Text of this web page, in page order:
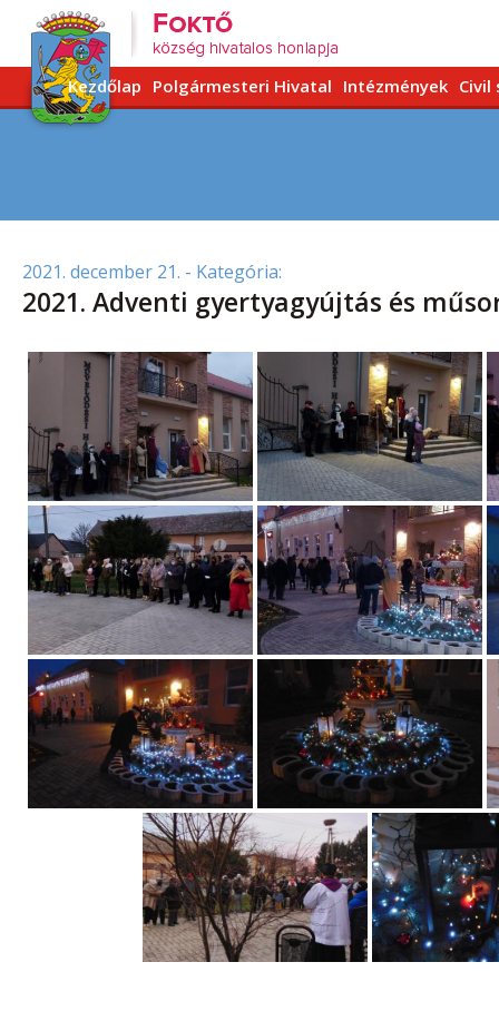
Kezdőlap Polgármesteri Hivatal Intézmények Civil
2021. december 21. - Kategória:
2021. Adventi gyertyagyújtás és